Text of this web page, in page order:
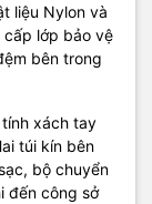
liệu Nylon và
cấp lớp bảo vệ
bên trong
xách tay
túi kín bên
bộ chuyển
đến công sở